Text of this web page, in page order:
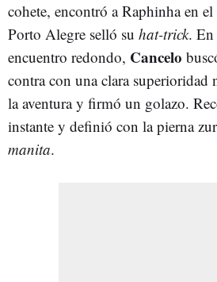
cohete, encontró a Raphinha en
Porto Alegre selló su hat-trick. En
encuentro redondo, Cancelo
contra con una clara superioridad
la aventura y firmó un golazo.
instante y definió con la pierna
manita.